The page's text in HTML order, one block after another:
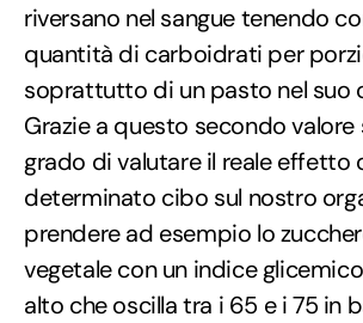
riversano nel sangue tenendo
quantità di carboidrati per
soprattutto di un pasto nel suo
Grazie a questo secondo valore
grado di valutare il reale effetto
determinato cibo sul nostro
prendere ad esempio lo
vegetale con un indice
alto che oscilla tra i 65 e i 75 in